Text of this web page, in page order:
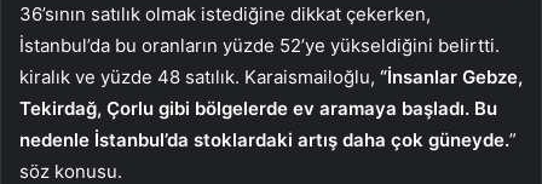
36’sının satılık olmak istediğine dikkat çekerken,
İstanbul’da bu oranların yüzde 52’ye yükseldiğini belirtti.
kiralık ve yüzde 48 satılık. Karaismailoğlu, “İnsanlar Gebze,
Tekirdağ, Çorlu gibi bölgelerde ev aramaya başladı. Bu
nedenle İstanbul’da stoklardaki artış daha çok güneyde.”
söz konusu.